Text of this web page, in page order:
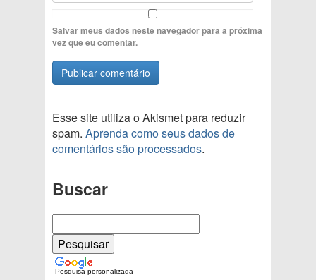
Salvar meus dados neste navegador para a próxima
vez que eu comentar.
Esse site utiliza o Akismet para reduzir
spam. Aprenda como seus dados de
comentários são processados.
Buscar
Pesquisa personalizada